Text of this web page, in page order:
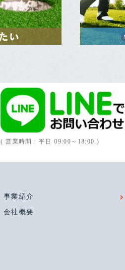
( 営業時間 : 平日 09:00～18:00 )
事業紹介
会社概要